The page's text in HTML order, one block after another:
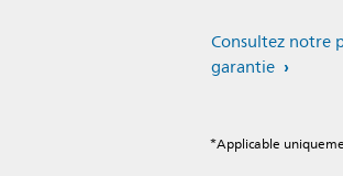
Consultez notre
garantie
*Applicable